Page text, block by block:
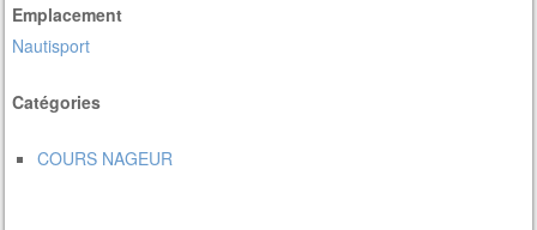
Emplacement
Nautisport
Catégories
COURS NAGEUR